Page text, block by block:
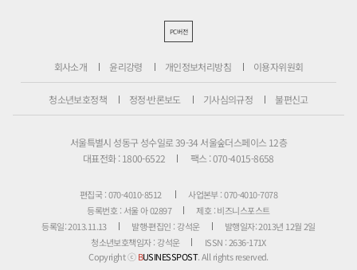
PC버전
회사소개 윤리강령 개인정보처리방침 이용자위원회
청소년보호정책 정정·반론보도 기사심의규정 불편신고
서울특별시 성동구 성수일로 39-34 서울숲더스페이스 12층
대표전화 : 1800-6522
팩스 : 070-4015-8658
편집국 : 070-4010-8512
사업본부 : 070-4010-7078
등록번호 : 서울 아 02897
제호 : 비즈니스포스트
등록일: 2013.11.13
발행·편집인 : 강석운
발행일자: 2013년 12월 2일
청소년보호책임자 : 강석운
ISSN : 2636-171X
Copyright ⓒBUSINESSPOST. All rights reserved.